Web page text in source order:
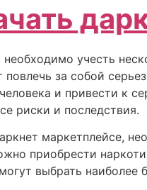
учесть
за собой
и привести к
риски и последствия.
маркетплейсе,
приобрести
выбрать